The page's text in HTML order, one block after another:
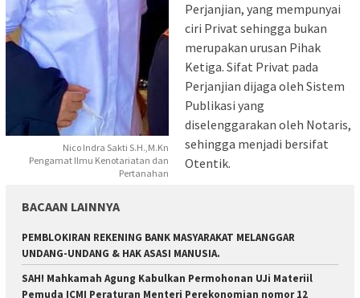
Nico Indra Sakti S.H.,M.Kn
Pengamat Ilmu Kenotariatan dan
Pertanahan
Perjanjian, yang mempunyai
ciri Privat sehingga bukan
merupakan urusan Pihak
Ketiga. Sifat Privat pada
Perjanjian dijaga oleh Sistem
Publikasi yang
diselenggarakan oleh Notaris,
sehingga menjadi bersifat
Otentik.
BACAAN LAINNYA
PEMBLOKIRAN REKENING BANK MASYARAKAT MELANGGAR
UNDANG-UNDANG & HAK ASASI MANUSIA.
SAH! Mahkamah Agung Kabulkan Permohonan UJi Materiil
Pemuda ICMI Peraturan Menteri Perekonomian nomor 12